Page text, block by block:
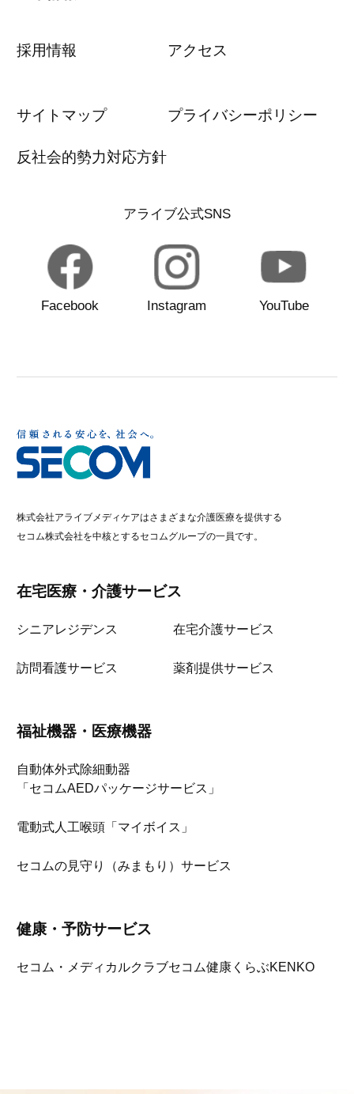
採用情報 アクセス
サイトマップ プライバシーポリシー
反社会的勢力対応方針
アライブ公式SNS
Facebook Instagram YouTube
株式会社アライブメディケアはさまざまな介護医療を提供する
セコム株式会社を中核とするセコムグループの一員です。
在宅医療・介護サービス
シニアレジデンス 在宅介護サービス
訪問看護サービス 薬剤提供サービス
福祉機器・医療機器
自動体外式除細動器
「セコムAEDパッケージサービス」
電動式人工喉頭「マイボイス」
セコムの見守り（みまもり）サービス
健康・予防サービス
セコム・メディカルクラブセコム健康くらぶKENKO